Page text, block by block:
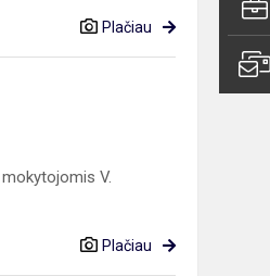
Plačiau
V.
Plačiau